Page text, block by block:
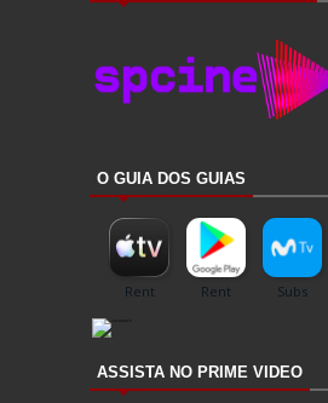
O GUIA DOS GUIAS
ASSISTA NO PRIME VIDEO